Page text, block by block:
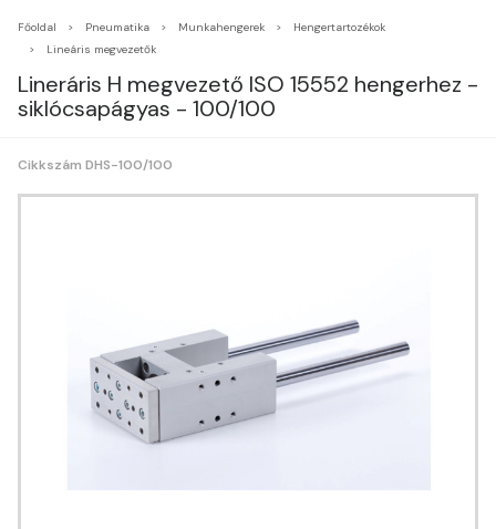
Főoldal Pneumatika Munkahengerek
Hengertartozékok
Lineáris megvezetők
Lineráris H megvezető ISO 15552 hengerhez -
siklócsapágyas - 100/100
Cikkszám DHS-100/100